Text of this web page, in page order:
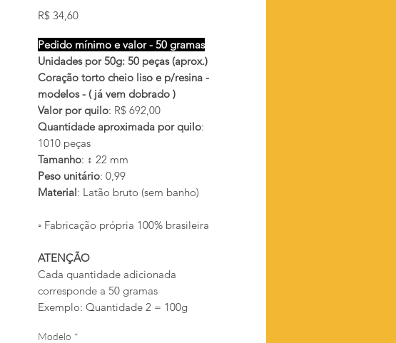
R$ 34,60Preço
Pedido mínimo e valor - 50 gramas
Unidades por 50g: 50 peças (aprox.)
Coração torto cheio liso e p/resina -
modelos - ( já vem dobrado )
Valor por quilo: R$ 692,00
Quantidade aproximada por quilo:
1010 peças
Tamanho: ↕ 22 mm
Peso unitário: 0,99
Material: Latão bruto (sem banho)
◦ Fabricação própria 100% brasileira
ATENÇÃO
Cada quantidade adicionada
corresponde a 50 gramas
Exemplo: Quantidade 2 = 100g
Modelo *